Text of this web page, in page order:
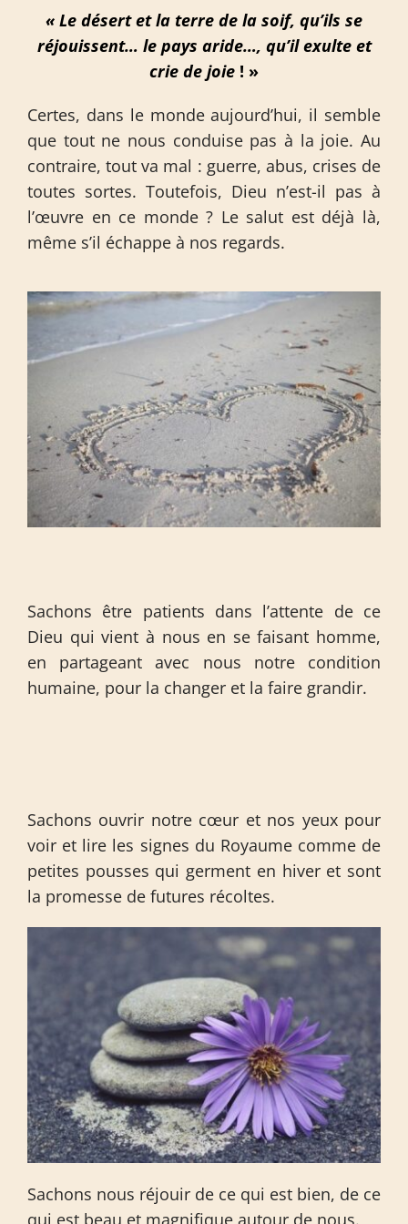
« Le désert et la terre de la soif, qu’ils se
réjouissent… le pays aride…, qu’il exulte et
crie de joie ! »
Certes, dans le monde aujourd’hui, il semble
que tout ne nous conduise pas à la joie. Au
contraire, tout va mal : guerre, abus, crises de
toutes sortes. Toutefois, Dieu n’est-il pas à
l’œuvre en ce monde ? Le salut est déjà là,
même s’il échappe à nos regards.
Sachons être patients dans l’attente de ce
Dieu qui vient à nous en se faisant homme,
en partageant avec nous notre condition
humaine, pour la changer et la faire grandir.
Sachons ouvrir notre cœur et nos yeux pour
voir et lire les signes du Royaume comme de
petites pousses qui germent en hiver et sont
la promesse de futures récoltes.
Sachons nous réjouir de ce qui est bien, de ce
qui est beau et magnifique autour de nous.